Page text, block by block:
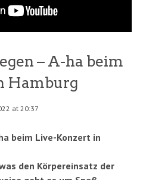
– A-ha beim
Hamburg
at 20:37
beim Live-Konzert in
den Körpereinsatz der